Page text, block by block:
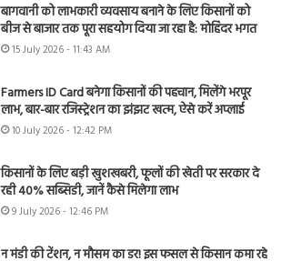
बागवानी को लाभकारी व्यवसाय बनाने के लिए किसानों को
बीज से बाजार तक पूरा सहयोग दिया जा रहा है: मोहिंदर भगत
15 July 2026 - 11:43 AM
Farmers ID Card बनेगा किसानों की पहचान, मिलेंगे भरपूर
लाभ, बार-बार रजिस्ट्रेशन का झंझट खत्म, ऐसे करें अप्लाई
10 July 2026 - 12:42 PM
किसानों के लिए बड़ी खुशखबरी, फूलों की खेती पर सरकार दे
रही 40% सब्सिडी, जानें कैसे मिलेगा लाभ
9 July 2026 - 12:46 PM
न मंडी की टेंशन, न मौसम का डर! इस फसल से किसान कमा रहे